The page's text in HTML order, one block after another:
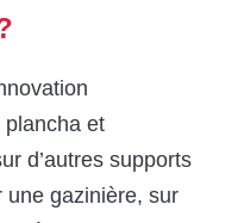
plancha et
d’autres supports
une gazinière, sur